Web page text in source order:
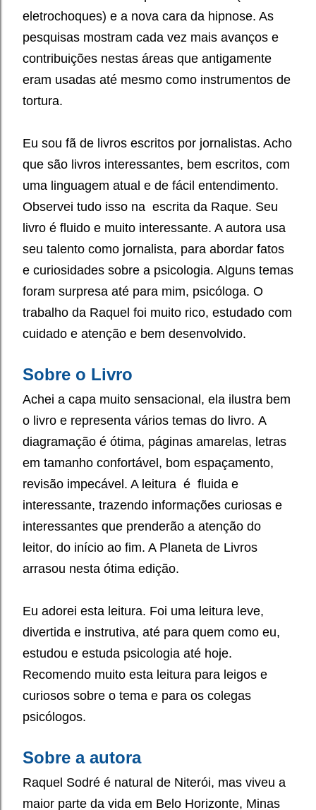
eletrochoques) e a nova cara da hipnose. As
pesquisas mostram cada vez mais avanços e
contribuições nestas áreas que antigamente
eram usadas até mesmo como instrumentos de
tortura.
Eu sou fã de livros escritos por jornalistas. Acho
que são livros interessantes, bem escritos, com
uma linguagem atual e de fácil entendimento.
Observei tudo isso na escrita da Raque. Seu
livro é fluido e muito interessante. A autora usa
seu talento como jornalista, para abordar fatos
e curiosidades sobre a psicologia. Alguns temas
foram surpresa até para mim, psicóloga. O
trabalho da Raquel foi muito rico, estudado com
cuidado e atenção e bem desenvolvido.
Sobre o Livro
Achei a capa muito sensacional, ela ilustra bem
o livro e representa vários temas do livro. A
diagramação é ótima, páginas amarelas, letras
em tamanho confortável, bom espaçamento,
revisão impecável. A leitura é fluida e
interessante, trazendo informações curiosas e
interessantes que prenderão a atenção do
leitor, do início ao fim. A Planeta de Livros
arrasou nesta ótima edição.
Eu adorei esta leitura. Foi uma leitura leve,
divertida e instrutiva, até para quem como eu,
estudou e estuda psicologia até hoje.
Recomendo muito esta leitura para leigos e
curiosos sobre o tema e para os colegas
psicólogos.
Sobre a autora
Raquel Sodré é natural de Niterói, mas viveu a
maior parte da vida em Belo Horizonte, Minas